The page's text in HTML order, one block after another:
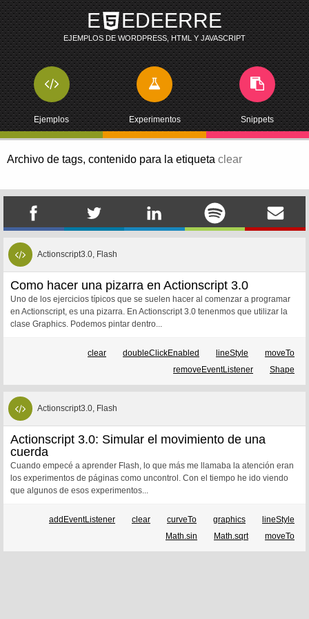
E EDEERRE
EJEMPLOS DE WORDPRESS, HTML Y JAVASCRIPT
Ejemplos Experimentos Snippets
Archivo de tags, contenido para la etiqueta clear
Actionscript3.0, Flash
Como hacer una pizarra en Actionscript 3.0
Uno de los ejercicios típicos que se suelen hacer al comenzar a programar
en Actionscript, es una pizarra. En Actionscript 3.0 tenenmos que utilizar la
clase Graphics. Podemos pintar dentro...
clear doubleClickEnabled lineStyle
moveTo
removeEventListener
Shape
Actionscript3.0, Flash
Actionscript 3.0: Simular el movimiento de una
cuerda
Cuando empecé a aprender Flash, lo que más me llamaba la atención eran
los experimentos de páginas como uncontrol. Con el tiempo he ido viendo
que algunos de esos experimentos...
addEventListener clear curveTo graphics
lineStyle
Math.sin
Math.sqrt moveTo